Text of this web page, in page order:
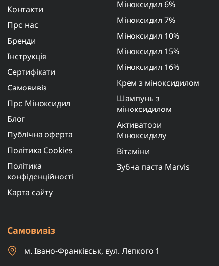
Контакти
Про нас
Бренди
Інструкція
Сертифікати
Самовивіз
Про Міноксидил
Блог
Публічна оферта
Політика Cookies
Політика
конфіденційності
Карта сайту
Міноксидил 6%
Міноксидил 7%
Міноксидил 10%
Міноксидил 15%
Міноксидил 16%
Крем з міноксидилом
Шампунь з
міноксидилом
Активатори
Міноксидилу
Вітаміни
Зубна паста Marvis
Самовивіз
м. Івано-Франківськ, вул. Лепкого 1